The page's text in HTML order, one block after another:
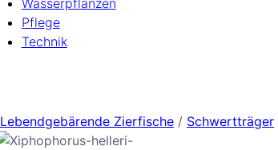
Wasserpflanzen
Pflege
Technik
Lebendgebärende Zierfische / Schwertträger